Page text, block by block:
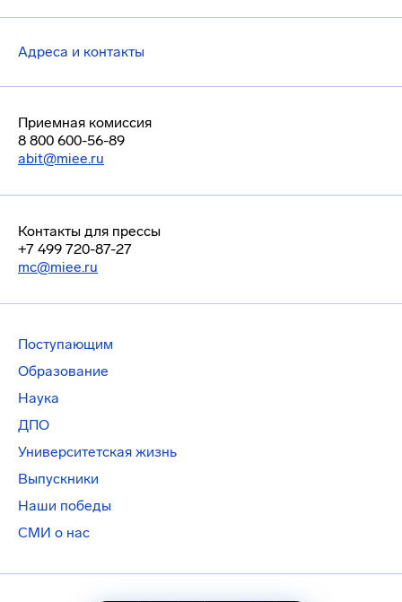
Адреса и контакты
Приемная комиссия
8 800 600-56-89
abit@miee.ru
Контакты для прессы
+7 499 720-87-27
mc@miee.ru
Поступающим
Образование
Наука
ДПО
Университетская жизнь
Выпускники
Наши победы
СМИ о нас